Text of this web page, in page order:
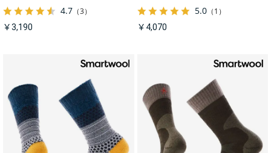
4.7 （3）
￥3,190
5.0（1）
￥4,070